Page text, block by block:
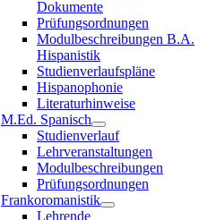
Dokumente
Prüfungsordnungen
Modulbeschreibungen B.A.
Hispanistik
Studienverlaufspläne
Hispanophonie
Literaturhinweise
M.Ed. Spanisch
Studienverlauf
Lehrveranstaltungen
Modulbeschreibungen
Prüfungsordnungen
Frankoromanistik
Lehrende